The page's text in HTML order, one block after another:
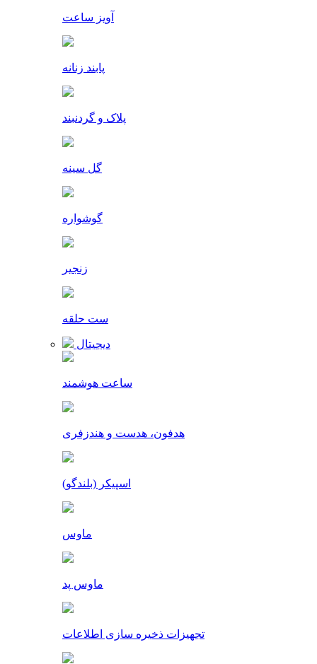
آویز ساعت
پابند زنانه
پلاک و گردنبند
گل سینه
گوشواره
زنجیر
ست حلقه
دیجیتال
ساعت هوشمند
هدفون، هدست و هندزفری
اسپیکر (بلندگو)
ماوس
ماوس پد
تجهیزات ذخیره سازی اطلاعات